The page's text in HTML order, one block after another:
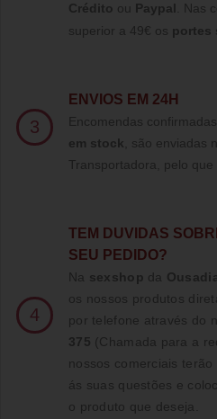
Crédito ou Paypal
Nas
superior a 49€ os portes
3
ENVIOS EM 24H
Encomendas
em stock , são enviadas
Transportadora, pelo
4
TE M DUVIDAS
SEU PEDIDO?
Na sexshop da
os nossos produtos
por telefone através do
375 (Chamada para a
nossos comerciais
ás suas questões e
o produto que deseja.